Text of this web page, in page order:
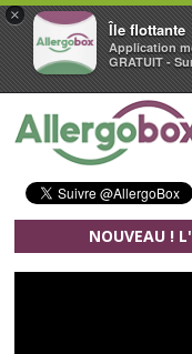
×
Île flottante
Application
GRATUIT -
Aller au contenu principal
NOUVEAU !